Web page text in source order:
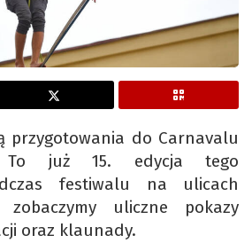
przygotowania do Carnavalu
To już 15. edycja tego
festiwalu na ulicach
uliczne pokazy
oraz klaunady.